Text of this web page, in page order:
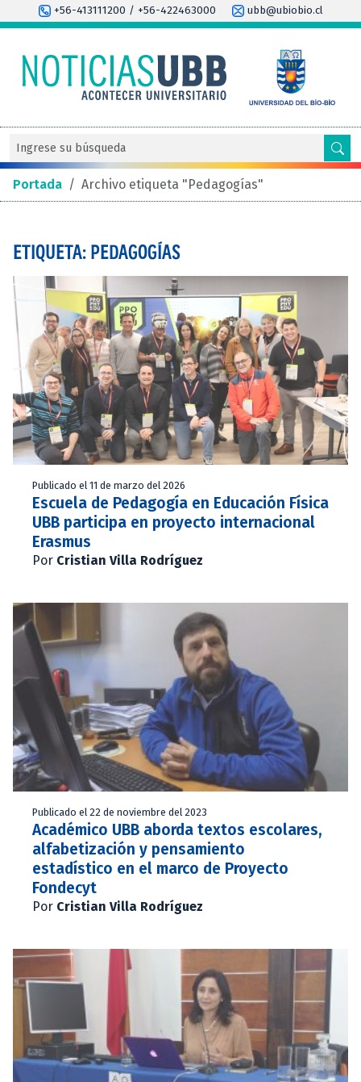
+56-413111200 / +56-422463000 ubb@ubiobio.cl
Portada / Archivo etiqueta "Pedagogías"
ETIQUETA: PEDAGOGÍAS
Publicado el 11 de marzo del 2026
Escuela de Pedagogía en Educación Física
UBB participa en proyecto internacional
Erasmus
Por Cristian Villa Rodríguez
Publicado el 22 de noviembre del 2023
Académico UBB aborda textos escolares,
alfabetización y pensamiento
estadístico en el marco de Proyecto
Fondecyt
Por Cristian Villa Rodríguez